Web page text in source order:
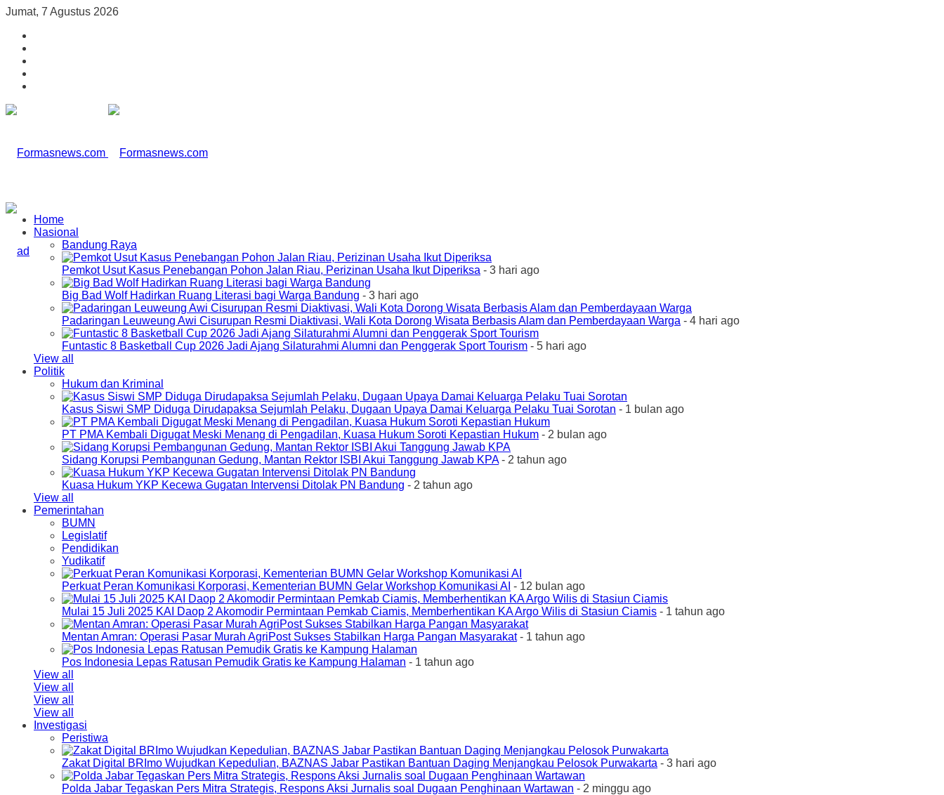
Jumat, 7 Agustus 2026
Home
Nasional
Bandung Raya
Pemkot Usut Kasus Penebangan Pohon Jalan Riau, Perizinan Usaha Ikut Diperiksa - 3 hari ago
Big Bad Wolf Hadirkan Ruang Literasi bagi Warga Bandung - 3 hari ago
Padaringan Leuweung Awi Cisurupan Resmi Diaktivasi, Wali Kota Dorong Wisata Berbasis Alam dan Pemberdayaan Warga - 4 hari ago
Funtastic 8 Basketball Cup 2026 Jadi Ajang Silaturahmi Alumni dan Penggerak Sport Tourism - 5 hari ago
View all
Politik
Hukum dan Kriminal
Kasus Siswi SMP Diduga Dirudapaksa Sejumlah Pelaku, Dugaan Upaya Damai Keluarga Pelaku Tuai Sorotan - 1 bulan ago
PT PMA Kembali Digugat Meski Menang di Pengadilan, Kuasa Hukum Soroti Kepastian Hukum - 2 bulan ago
Sidang Korupsi Pembangunan Gedung, Mantan Rektor ISBI Akui Tanggung Jawab KPA- 2 tahun ago
Kuasa Hukum YKP Kecewa Gugatan Intervensi Ditolak PN Bandung - 2 tahun ago
View all
Pemerintahan
BUMN
Legislatif
Pendidikan
Yudikatif
Perkuat Peran Komunikasi Korporasi, Kementerian BUMN Gelar Workshop Komunikasi AI - 12 bulan ago
Mulai 15 Juli 2025 KAI Daop 2 Akomodir Permintaan Pemkab Ciamis, Memberhentikan KA Argo Wilis di Stasiun Ciamis - 1 tahun ago
Mentan Amran: Operasi Pasar Murah AgriPost Sukses Stabilkan Harga Pangan Masyarakat- 1 tahun ago
Pos Indonesia Lepas Ratusan Pemudik Gratis ke Kampung Halaman - 1 tahun ago
View all
View all
View all
View all
Investigasi
Peristiwa
Zakat Digital BRImo Wujudkan Kepedulian, BAZNAS Jabar Pastikan Bantuan Daging Menjangkau Pelosok Purwakarta - 3 hari ago
Polda Jabar Tegaskan Pers Mitra Strategis, Respons Aksi Jurnalis soal Dugaan Penghinaan Wartawan - 2 minggu ago